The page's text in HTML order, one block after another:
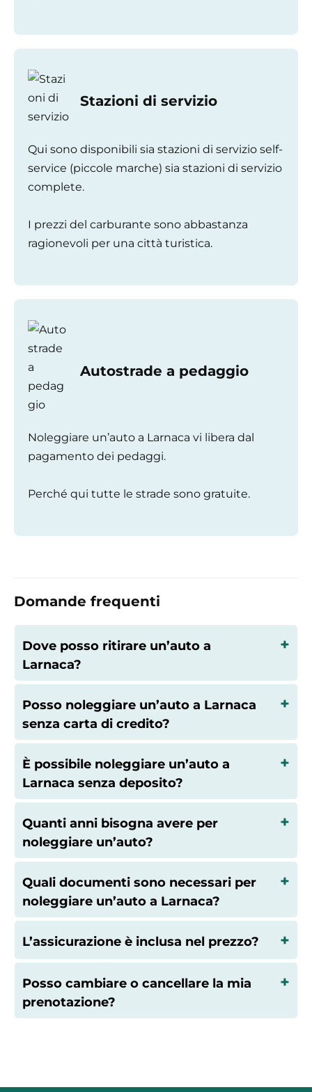
Stazioni di servizio
Qui sono disponibili sia stazioni di servizio self-
service (piccole marche) sia stazioni di servizio
complete.
I prezzi del carburante sono abbastanza
ragionevoli per una città turistica.
Autostrade a pedaggio
Noleggiare un’auto a Larnaca vi libera dal
pagamento dei pedaggi.
Perché qui tutte le strade sono gratuite.
Domande frequenti
Dove posso ritirare un’auto a
Larnaca?
Posso noleggiare un’auto a Larnaca
senza carta di credito?
È possibile noleggiare un’auto a
Larnaca senza deposito?
Quanti anni bisogna avere per
noleggiare un’auto?
Quali documenti sono necessari per
noleggiare un’auto a Larnaca?
L’assicurazione è inclusa nel prezzo?
Posso cambiare o cancellare la mia
prenotazione?